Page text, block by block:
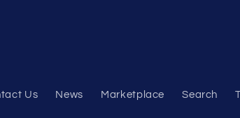
Us News Marketplace Search